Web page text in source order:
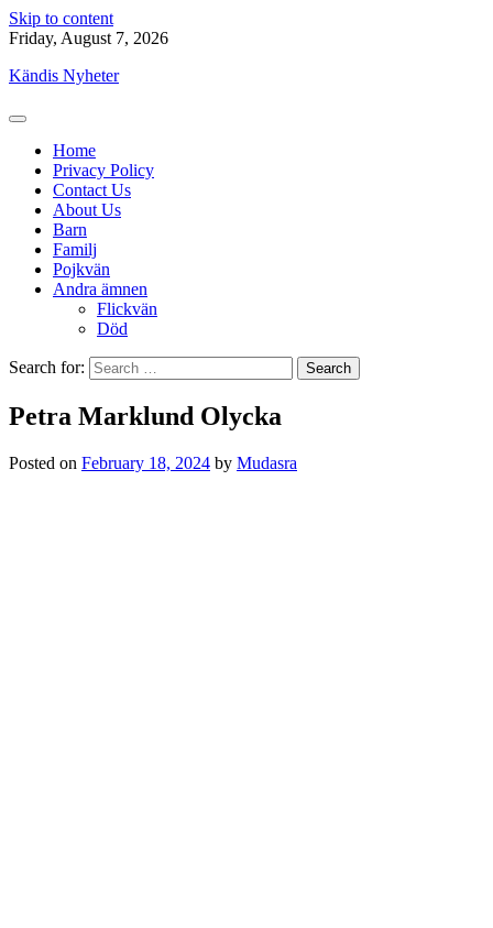
Skip to content
Friday, August 7, 2026
Kändis Nyheter
Home
Privacy Policy
Contact Us
About Us
Barn
Familj
Pojkvän
Andra ämnen
Flickvän
Död
Search for:
Petra Marklund Olycka
Posted on February 18, 2024 by Mudasra